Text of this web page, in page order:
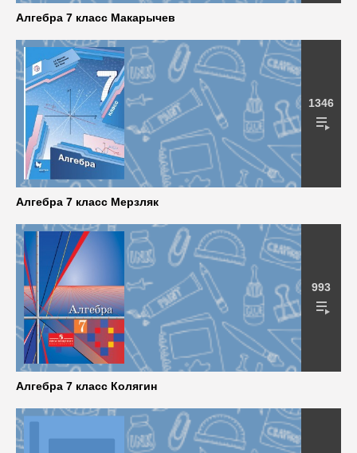
Алгебра 7 класс Макарычев
1346
Алгебра 7 класс Мерзляк
993
Алгебра 7 класс Колягин